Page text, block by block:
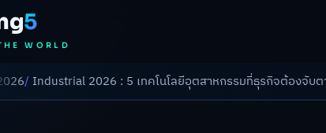
5
WORLD
: 5 เทคโนโลยีอุตสาหกรรมที่ธุรกิจต้องจับตา/Health Trends